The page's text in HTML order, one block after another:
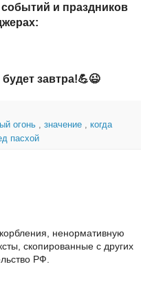
и праздников
завтра!💪😉
огонь значение
когда
пасхой
ненормативную
скопированные с других
РФ.